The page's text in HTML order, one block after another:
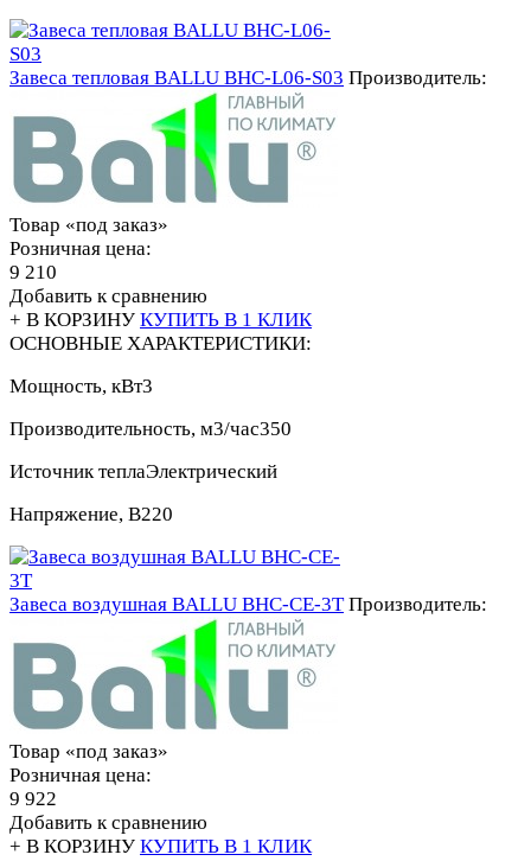
Завеса тепловая BALLU BHC-L06-S03 Производитель:
Товар «под заказ»
Розничная цена:
9 210
Добавить к сравнению
+ В КОРЗИНУ КУПИТЬ В 1 КЛИК
ОСНОВНЫЕ ХАРАКТЕРИСТИКИ:
Мощность, кВт3
Производительность, м3/час350
Источник теплаЭлектрический
Напряжение, В220
Завеса воздушная BALLU BHC-CE-3TПроизводитель:
Товар «под заказ»
Розничная цена:
9 922
Добавить к сравнению
+ В КОРЗИНУ КУПИТЬ В 1 КЛИК